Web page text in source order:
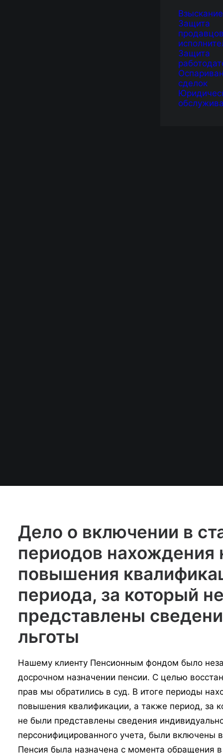
Защита
Защита
сделок
Дело о включении в
периодов нахождения
повышения
периода, за который
представлены
льготы
Нашему клиенту Пенсионным фондом было
досрочном назначении пенсии. С целью
прав мы обратились в суд. В итоге периоды
повышения квалификации, а также период, за
не были представлены сведения
персонифицированного учета, были включены
Пенсия была назначена с момента обращения